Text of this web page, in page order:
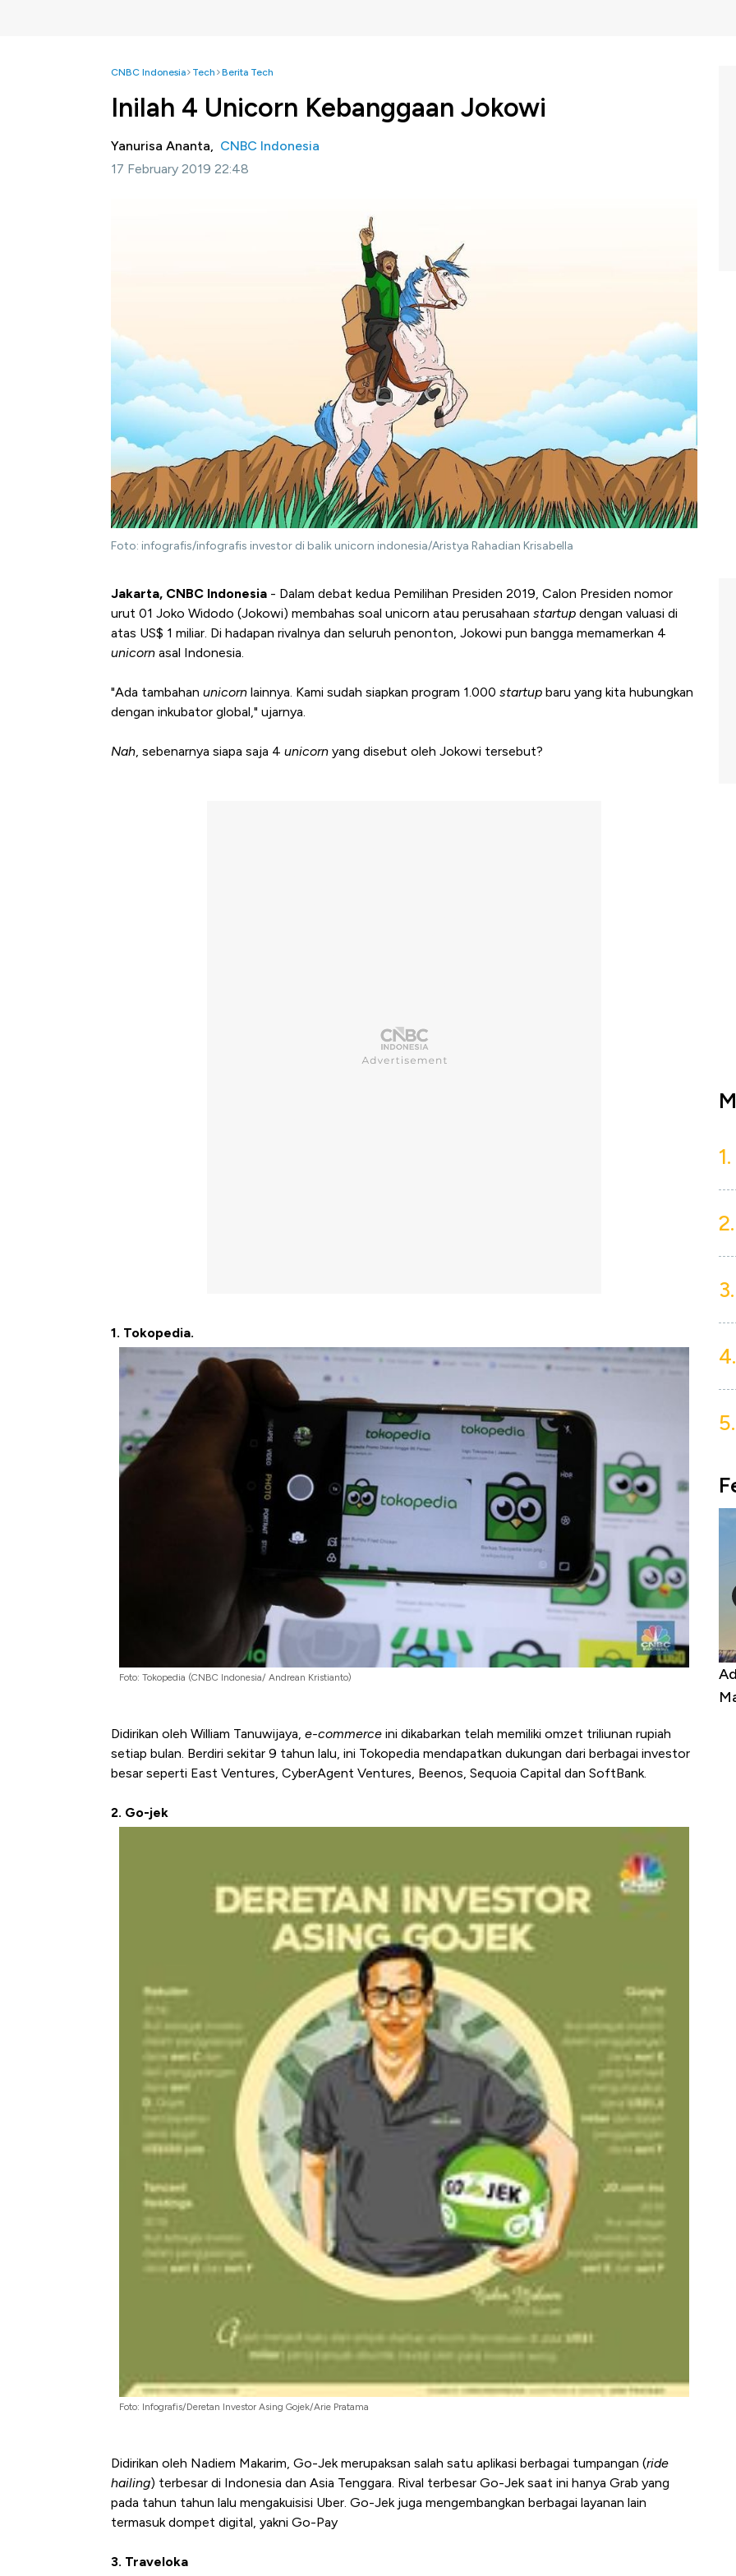
CNBC Indonesia Tech Berita Tech
Inilah 4 Unicorn Kebanggaan Jokowi
Yanurisa Ananta, CNBC Indonesia
17 February 2019 22:48
Foto: infografis/infografis investor di balik unicorn indonesia/Aristya Rahadian Krisabella
Jakarta, CNBC Indonesia - Dalam debat kedua Pemilihan Presiden 2019, Calon Presiden nomor
urut 01 Joko Widodo (Jokowi) membahas soal unicorn atau perusahaan startup dengan valuasi di
atas US$ 1 miliar. Di hadapan rivalnya dan seluruh penonton, Jokowi pun bangga memamerkan 4
unicorn asal Indonesia.
"Ada tambahan unicorn lainnya. Kami sudah siapkan program 1.000 startup baru yang kita hubungkan
dengan inkubator global," ujarnya.
Nah, sebenarnya siapa saja 4 unicorn yang disebut oleh Jokowi tersebut?
1. Tokopedia.
Foto: Tokopedia (CNBC Indonesia/ Andrean Kristianto)
Didirikan oleh William Tanuwijaya, e-commerce ini dikabarkan telah memiliki omzet triliunan rupiah
setiap bulan. Berdiri sekitar 9 tahun lalu, ini Tokopedia mendapatkan dukungan dari berbagai investor
besar seperti East Ventures, CyberAgent Ventures, Beenos, Sequoia Capital dan SoftBank.
2. Go-jek
Foto: Infografis/Deretan Investor Asing Gojek/Arie Pratama
Didirikan oleh Nadiem Makarim, Go-Jek merupaksan salah satu aplikasi berbagai tumpangan (ride
hailing) terbesar di Indonesia dan Asia Tenggara. Rival terbesar Go-Jek saat ini hanya Grab yang
pada tahun tahun lalu mengakuisisi Uber. Go-Jek juga mengembangkan berbagai layanan lain
termasuk dompet digital, yakni Go-Pay
3. Traveloka
1.
2.
3.
4.
5.
Kongo Tutup Keran Ekspor, Harga